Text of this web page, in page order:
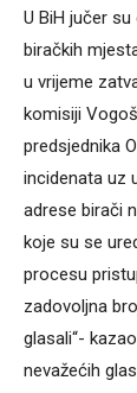
U BiH jučer
biračkih
u vrijeme
komisiji
predsjednika
incidenata uz
adrese birači
koje su se
procesu
zadovoljna
glasali“-
nevažećih